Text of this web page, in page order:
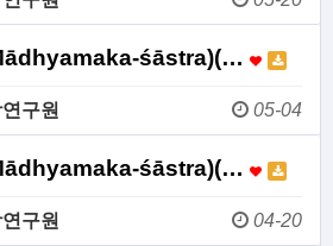
śāstra)(…
구원 05-04
śāstra)(…
구원 04-20